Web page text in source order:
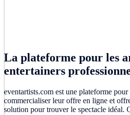
La plateforme pour les
entertainers
eventartists.com est une plateforme
commercialiser leur offre en ligne et
solution pour trouver le spectacle idéal.